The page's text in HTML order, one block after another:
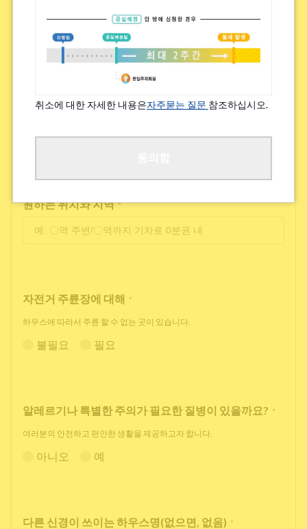
검토 가능한 집 임대료(상한)
¥70,000~¥89,000
원하는 위치와 지역 *
자전거 주륜장에 대해 *
하우스에 따라서 주륜 할 수 없는 곳이 있습니다.
불필요 필요
알레르기나 특별한 주의가 필요한 질병이 있을까요? *
여러분의 안전하고 편안한 생활을 제공하고자 합니다.
아니오 예
다른 신경이 쓰이는 하우스명(없으면, 없음) *
취소에 대한 자세한 내용은자주묻는 질문 참조하십시오.